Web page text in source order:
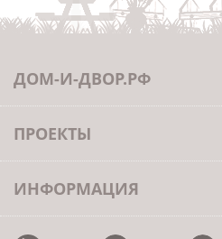
ДОМ-И-ДВОР.РФ
ПРОЕКТЫ
ИНФОРМАЦИЯ